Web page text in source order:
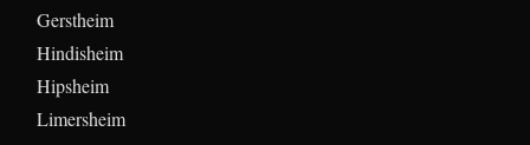
Gerstheim
Hindisheim
Hipsheim
Limersheim